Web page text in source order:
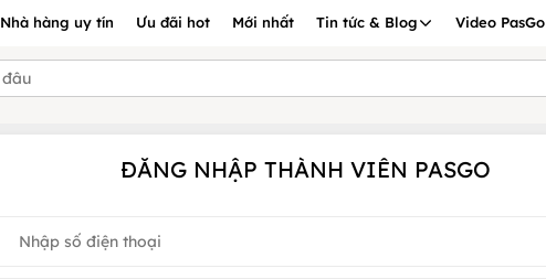
Nhà hàng uy tín Ưu đãi hot Mới nhất Tin tức & Blog Video PasGo
ĐĂNG NHẬP THÀNH VIÊN PASGO